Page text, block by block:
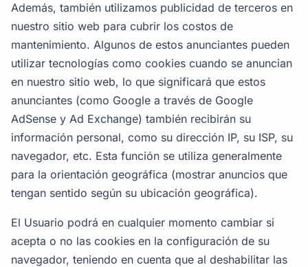
Además, también utilizamos publicidad de terceros en
nuestro sitio web para cubrir los costos de
mantenimiento. Algunos de estos anunciantes pueden
utilizar tecnologías como cookies cuando se anuncian
en nuestro sitio web, lo que significará que estos
anunciantes (como Google a través de Google
AdSense y Ad Exchange) también recibirán su
información personal, como su dirección IP, su ISP, su
navegador, etc. Esta función se utiliza generalmente
para la orientación geográfica (mostrar anuncios que
tengan sentido según su ubicación geográfica).
El Usuario podrá en cualquier momento cambiar si
acepta o no las cookies en la configuración de su
navegador, teniendo en cuenta que al deshabilitar las